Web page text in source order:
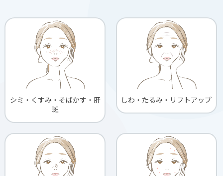
シミ・くすみ・そばかす・肝
斑
しわ・たるみ・リフトアップ